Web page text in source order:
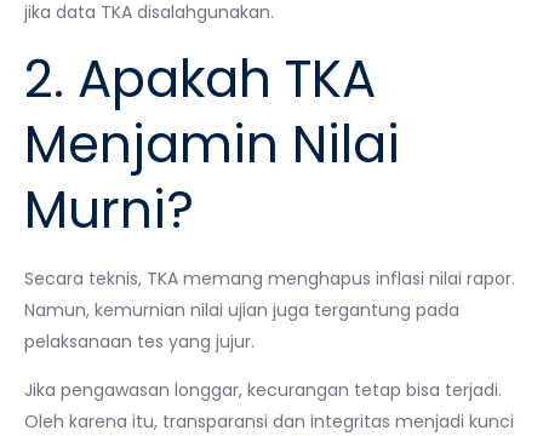
jika data TKA disalahgunakan.
2. Apakah TKA
Menjamin Nilai
Murni?
Secara teknis, TKA memang menghapus inflasi nilai rapor.
Namun, kemurnian nilai ujian juga tergantung pada
pelaksanaan tes yang jujur.
Jika pengawasan longgar, kecurangan tetap bisa terjadi.
Oleh karena itu, transparansi dan integritas menjadi kunci